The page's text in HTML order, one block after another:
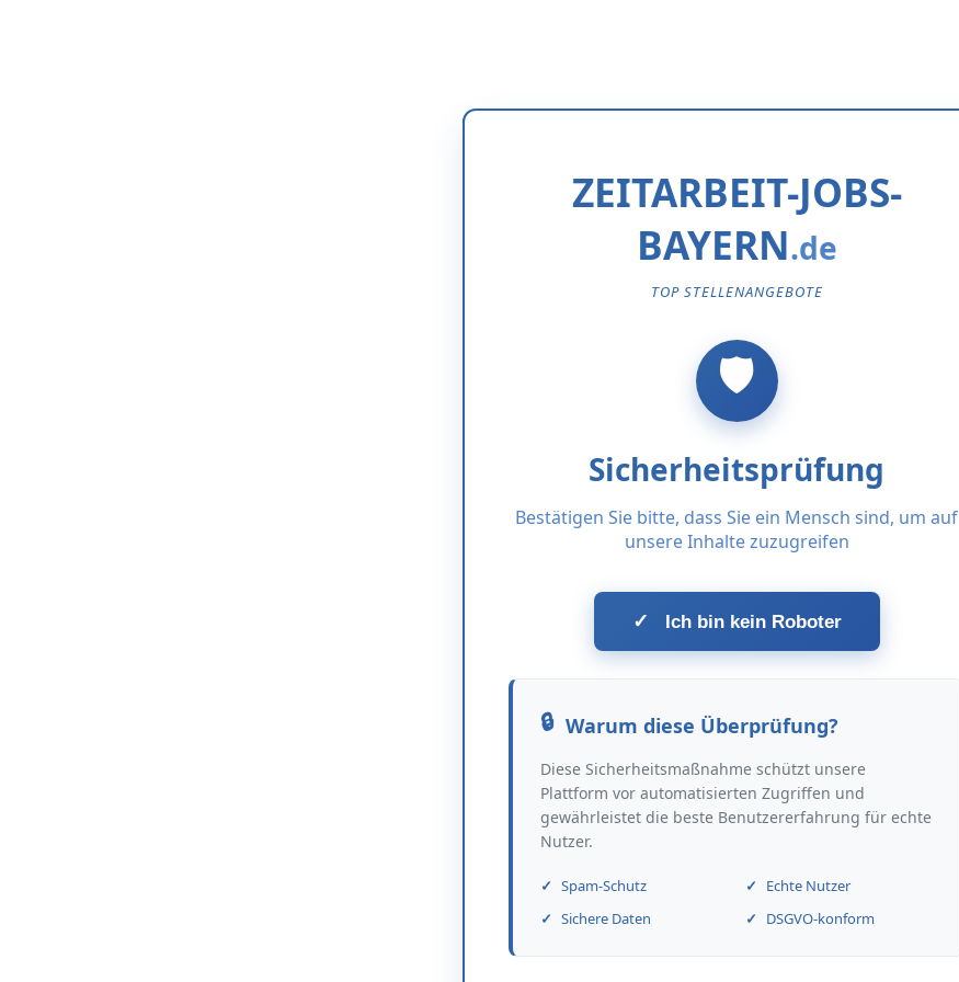
ZEITARBEIT-JOBS-
BAYERN
TOP STELLENANGEBOTE
Sicherheitsprüfung
Bestätigen Sie bitte, dass Sie ein Mensch sind, um auf
unsere Inhalte zuzugreifen
✓ Ich bin kein Roboter
Warum diese Überprüfung?
Diese Sicherheitsmaßnahme schützt unsere
Plattform vor automatisierten Zugriffen und
gewährleistet die beste Benutzererfahrung für echte
Nutzer.
Spam-Schutz
Echte Nutzer
Sichere Daten
DSGVO-konform